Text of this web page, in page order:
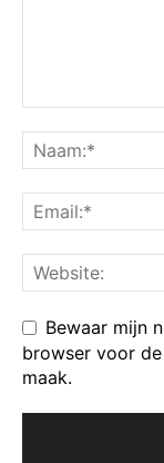
Bewaar mijn
browser voor
maak.